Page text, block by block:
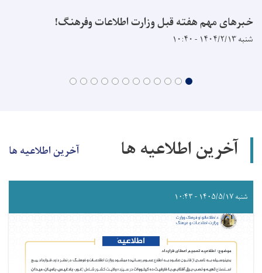
خبرهای مهم هفته قبل وزارت اطلاعات وفرهنگ!
شنبه ۱۴۰۴/۲/۱۳ - ۱۰:۴۰
آخرین اطلاعیه ها آخرین اطلاعیه ها
شنبه ۱۴۰۵/۵/۱۷ - ۱۰:۴۳